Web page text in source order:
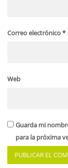
Correo electrónico*
Web
Guarda mi
para la próxima